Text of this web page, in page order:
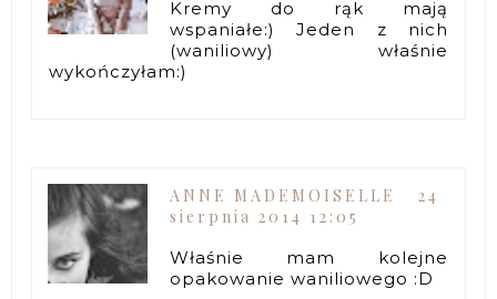
Kremy do rąk mają
wspaniałe:) Jeden z nich
(waniliowy) właśnie
wykończyłam:)
ANNE MADEMOISELLE
24
sierpnia 2014 12:05
Właśnie mam kolejne
opakowanie waniliowego :D